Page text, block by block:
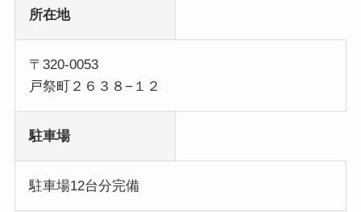
所在地
〒320-0053
戸祭町２６３８−１２
駐車場
駐車場12台分完備